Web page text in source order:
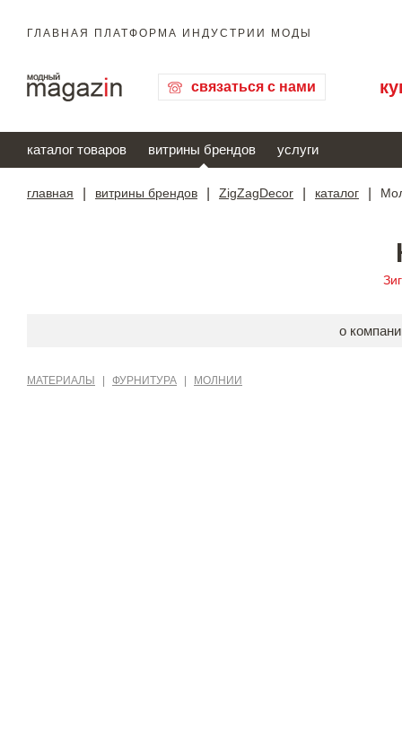
ГЛАВНАЯ ПЛАТФОРМА ИНДУСТРИИ МОДЫ
связаться с нами
каталог товаров витрины брендов услуги
главная витрины брендов ZigZagDecor каталог
о
МАТЕРИАЛЫ ФУРНИТУРА МОЛНИИ